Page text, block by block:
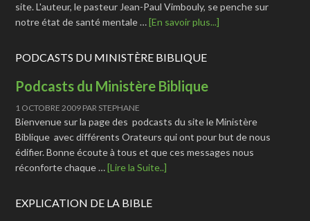
site. L'auteur, le pasteur Jean-Paul Vimbouly, se penche sur
notre état de santé mentale …[En savoir plus...]
PODCASTS DU MINISTÈRE BIBLIQUE
Podcasts du Ministère Biblique
1 OCTOBRE 2009 PAR STEPHANE
Bienvenue sur la page des podcasts du site le Ministère
Biblique avec différents Orateurs qui ont pour but de nous
édifier. Bonne écoute à tous et que ces messages nous
réconforte chaque …[Lire la Suite..]
EXPLICATION DE LA BIBLE